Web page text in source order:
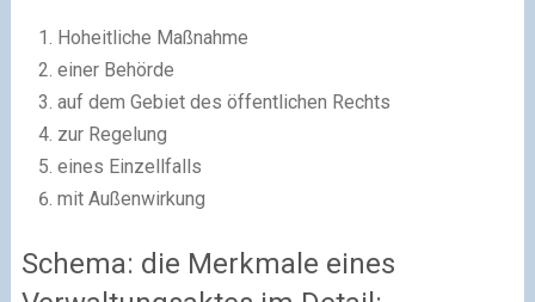
Hoheitliche Maßnahme
einer Behörde
auf dem Gebiet des öffentlichen Rechts
zur Regelung
eines Einzellfalls
mit Außenwirkung
Schema: die Merkmale eines